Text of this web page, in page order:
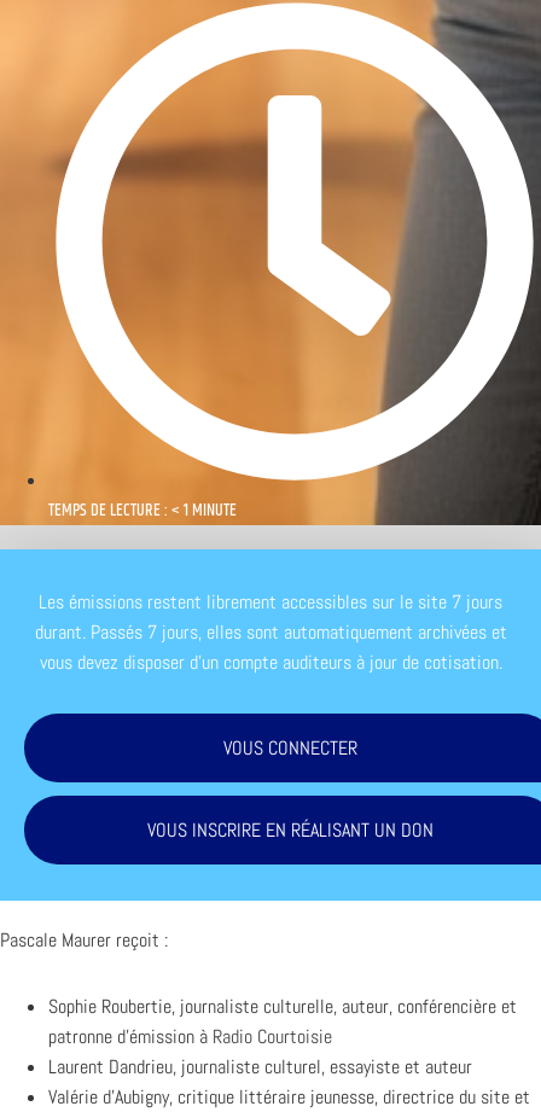
TEMPS DE LECTURE : < 1 MINUTE
Les émissions restent librement accessibles sur le site 7 jours
durant. Passés 7 jours, elles sont automatiquement archivées et
vous devez disposer d'un compte auditeurs à jour de cotisation.
VOUS CONNECTER
VOUS INSCRIRE EN RÉALISANT UN DON
Pascale Maurer reçoit :
Sophie Roubertie, journaliste culturelle, auteur, conférencière et
patronne d’émission à Radio Courtoisie
Laurent Dandrieu, journaliste culturel, essayiste et auteur
Valérie d’Aubigny, critique littéraire jeunesse, directrice du site et